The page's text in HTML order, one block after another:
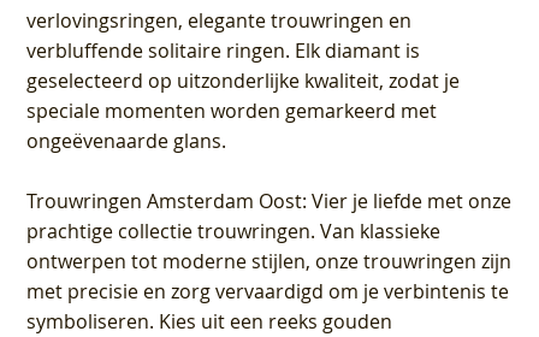
verlovingsringen, elegante trouwringen en
verbluffende solitaire ringen. Elk diamant is
geselecteerd op uitzonderlijke kwaliteit, zodat je
speciale momenten worden gemarkeerd met
ongeëvenaarde glans.
Trouwringen Amsterdam Oost: Vier je liefde met onze
prachtige collectie trouwringen. Van klassieke
ontwerpen tot moderne stijlen, onze trouwringen zijn
met precisie en zorg vervaardigd om je verbintenis te
symboliseren. Kies uit een reeks gouden